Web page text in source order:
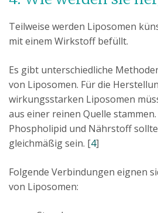
Teilweise werden Liposomen
mit einem Wirkstoff befüllt.
Es gibt unterschiedliche
von Liposomen. Für die
wirkungsstarken Liposomen
aus einer reinen Quelle
Phospholipid und Nährstoff
gleichmäßig sein. [4]
Folgende Verbindungen eignen
von Liposomen: